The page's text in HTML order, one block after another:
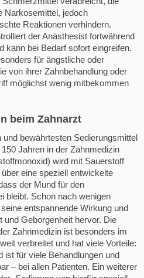
Narkosemittel, jedoch
Reaktionen verhindern.
der Anästhesist fortwährend
kann bei Bedarf sofort eingreifen.
für ängstliche oder
von ihrer Zahnbehandlung oder
möglichst wenig mitbekommen
beim Zahnarzt
und bewährtesten Sedierungsmittel
Jahren in der Zahnmedizin
wird mit Sauerstoff
eine speziell entwickelte
der Mund für den
bleibt. Schon nach wenigen
entspannende Wirkung und
und Geborgenheit hervor. Die
Zahnmedizin ist besonders im
verbreitet und hat viele Vorteile:
ist für viele Behandlungen und
– bei allen Patienten. Ein weiterer